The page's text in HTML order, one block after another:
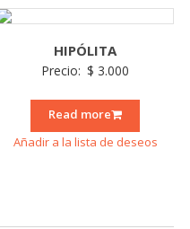
HIPÓLITA
Precio: $ 3.000
Read more
Añadir a la lista de deseos